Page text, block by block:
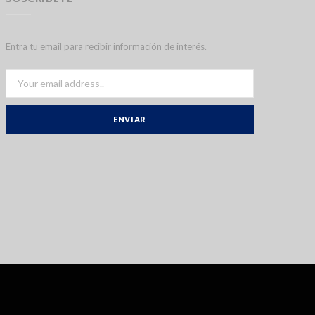
Entra tu email para recibir información de interés.